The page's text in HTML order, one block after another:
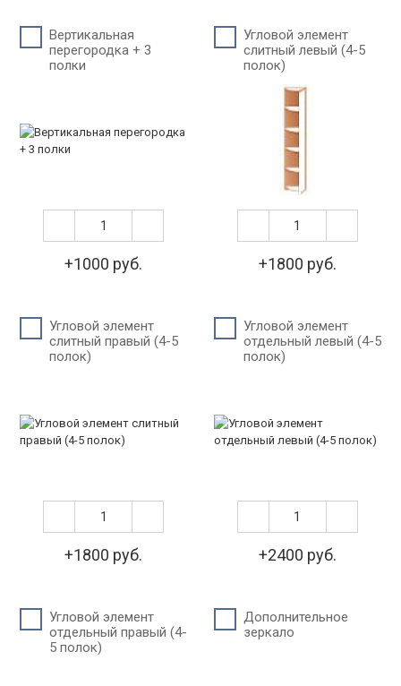
Вертикальная
перегородка + 3
полки
+1000 руб.
Угловой элемент
слитный левый (4-5
полок)
+1800 руб.
Угловой элемент
слитный правый (4-5
полок)
+1800 руб.
Угловой элемент
отдельный левый (4-5
полок)
+2400 руб.
Угловой элемент
отдельный правый (4-
5 полок)
Дополнительное
зеркало